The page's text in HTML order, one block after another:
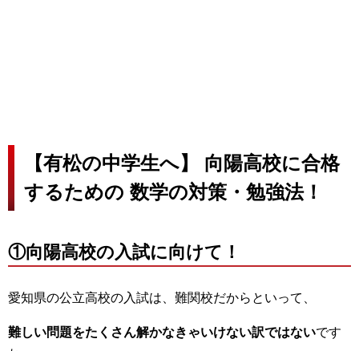
【有松の中学生へ】 向陽高校に合格
するための 数学の対策・勉強法！
①向陽高校の入試に向けて！
愛知県の公立高校の入試は、難関校だからといって、
難しい問題をたくさん解かなきゃいけない訳ではないです